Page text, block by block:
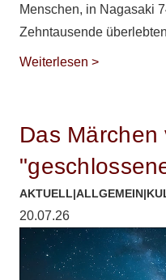
Menschen, in Nagasaki
Zehntausende
Weiterlesen >
Das Märchen
AKTUELL|ALLGEMEIN|
20.07.26